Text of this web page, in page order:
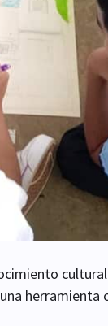
herramienta